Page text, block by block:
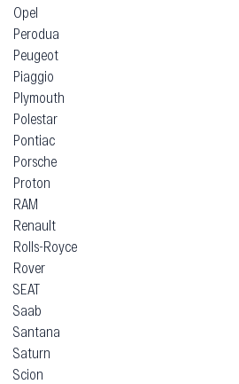
Opel
Perodua
Peugeot
Piaggio
Plymouth
Polestar
Pontiac
Porsche
Proton
RAM
Renault
Rolls-Royce
Rover
SEAT
Saab
Santana
Saturn
Scion